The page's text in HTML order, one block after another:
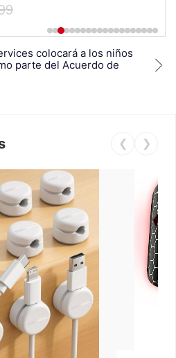
colocará a los niños
parte del Acuerdo de
❮ ❯